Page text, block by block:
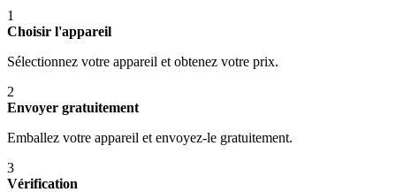
1
Choisir l'appareil
Sélectionnez votre appareil et obtenez votre prix.
2
Envoyer gratuitement
Emballez votre appareil et envoyez-le gratuitement.
3
Vérification